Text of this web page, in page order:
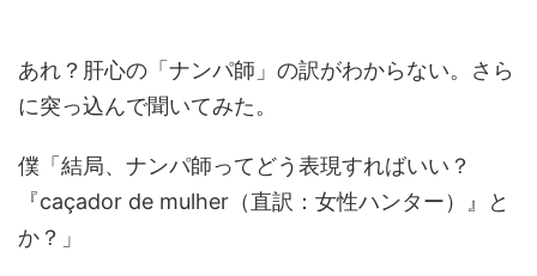
あれ？肝心の「ナンパ師」の訳がわからない。さら
に突っ込んで聞いてみた。
僕「結局、ナンパ師ってどう表現すればいい？
『caçador de mulher（直訳：女性ハンター）』と
か？」